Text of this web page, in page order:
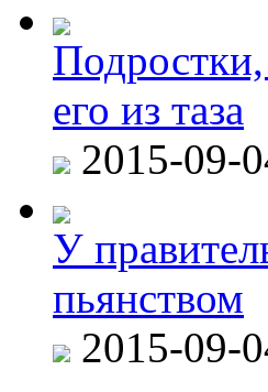
его из таза
2015-09-
У
пьянством
2015-09-